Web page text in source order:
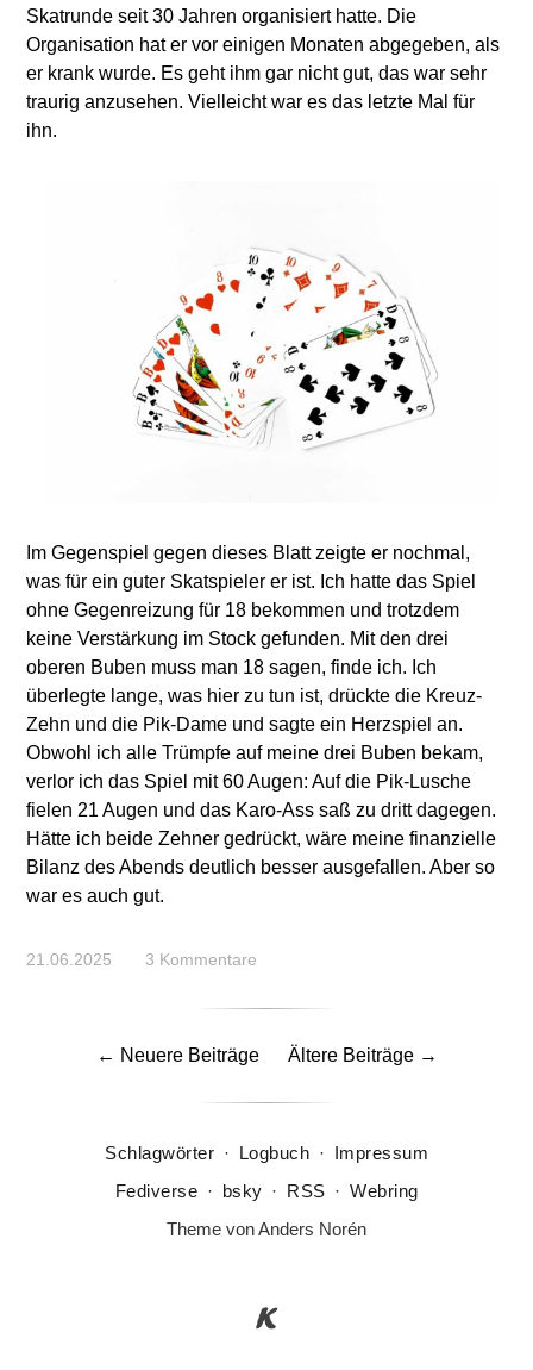
Skatrunde seit 30 Jahren organisiert hatte. Die
Organisation hat er vor einigen Monaten abgegeben, als
er krank wurde. Es geht ihm gar nicht gut, das war sehr
traurig anzusehen. Vielleicht war es das letzte Mal für
ihn.
Im Gegenspiel gegen dieses Blatt zeigte er nochmal,
was für ein guter Skatspieler er ist. Ich hatte das Spiel
ohne Gegenreizung für 18 bekommen und trotzdem
keine Verstärkung im Stock gefunden. Mit den drei
oberen Buben muss man 18 sagen, finde ich. Ich
überlegte lange, was hier zu tun ist, drückte die Kreuz-
Zehn und die Pik-Dame und sagte ein Herzspiel an.
Obwohl ich alle Trümpfe auf meine drei Buben bekam,
verlor ich das Spiel mit 60 Augen: Auf die Pik-Lusche
fielen 21 Augen und das Karo-Ass saß zu dritt dagegen.
Hätte ich beide Zehner gedrückt, wäre meine finanzielle
Bilanz des Abends deutlich besser ausgefallen. Aber so
war es auch gut.
21.06.2025 3 Kommentare
← Neuere Beiträge Ältere Beiträge →
Schlagwörter · Logbuch · Impressum
Fediverse · bsky · RSS · Webring
Theme vonAnders Norén